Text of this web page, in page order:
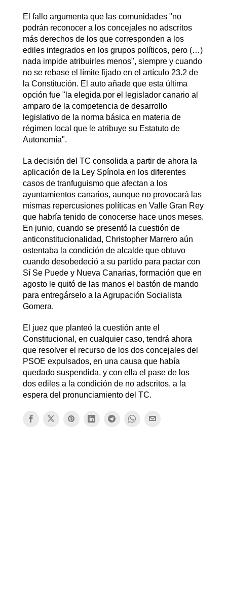
El fallo argumenta que las comunidades "no
podrán reconocer a los concejales no adscritos
más derechos de los que corresponden a los
ediles integrados en los grupos políticos, pero (…)
nada impide atribuirles menos", siempre y cuando
no se rebase el límite fijado en el artículo 23.2 de
la Constitución. El auto añade que esta última
opción fue "la elegida por el legislador canario al
amparo de la competencia de desarrollo
legislativo de la norma básica en materia de
régimen local que le atribuye su Estatuto de
Autonomía".
La decisión del TC consolida a partir de ahora la
aplicación de la Ley Spínola en los diferentes
casos de tranfuguismo que afectan a los
ayuntamientos canarios, aunque no provocará las
mismas repercusiones políticas en Valle Gran Rey
que habría tenido de conocerse hace unos meses.
En junio, cuando se presentó la cuestión de
anticonstitucionalidad, Christopher Marrero aún
ostentaba la condición de alcalde que obtuvo
cuando desobedeció a su partido para pactar con
Sí Se Puede y Nueva Canarias, formación que en
agosto le quitó de las manos el bastón de mando
para entregárselo a la Agrupación Socialista
Gomera.
El juez que planteó la cuestión ante el
Constitucional, en cualquier caso, tendrá ahora
que resolver el recurso de los dos concejales del
PSOE expulsados, en una causa que había
quedado suspendida, y con ella el pase de los
dos ediles a la condición de no adscritos, a la
espera del pronunciamiento del TC.